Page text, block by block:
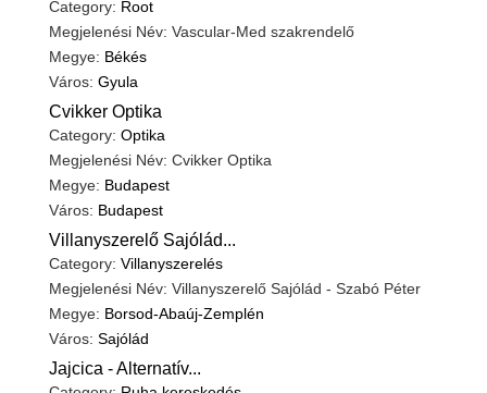
Category: Root
Megjelenési Név: Vascular-Med szakrendelő
Megye: Békés
Város: Gyula
Cvikker Optika
Category: Optika
Megjelenési Név: Cvikker Optika
Megye: Budapest
Város: Budapest
Villanyszerelő Sajólád...
Category: Villanyszerelés
Megjelenési Név: Villanyszerelő Sajólád - Szabó Péter
Megye: Borsod-Abaúj-Zemplén
Város: Sajólád
Jajcica - Alternatív...